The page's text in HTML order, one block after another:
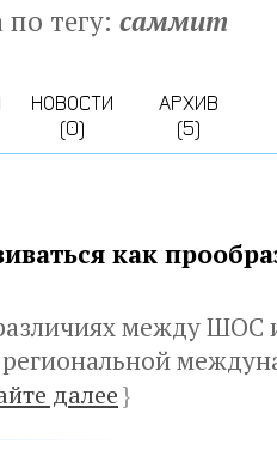
по тегу: саммит
НОВОСТИ
(0)
АРХИВ
(5)
как
между ШОС
далее}